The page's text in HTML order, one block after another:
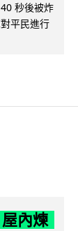
秒後被炸
平民進行
內煉